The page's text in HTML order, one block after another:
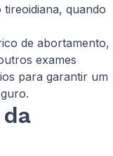
quando
de abortamento,
exames
para garantir um